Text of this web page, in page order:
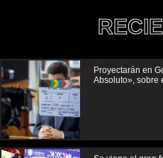
Proyectarán en
Absoluto», sobre